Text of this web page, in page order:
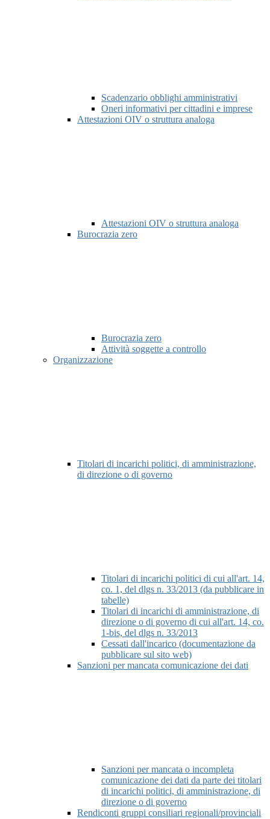
Scadenzario obblighi amministrativi
Oneri informativi per cittadini e imprese
Attestazioni OIV o struttura analoga
Attestazioni OIV o struttura analoga
Burocrazia zero
Burocrazia zero
Attività soggette a controllo
Organizzazione
Titolari di incarichi politici, di amministrazione,
di direzione o di governo
Titolari di incarichi politici di cui all'art. 14,
co. 1, del dlgs n. 33/2013 (da pubblicare in
tabelle)
Titolari di incarichi di amministrazione, di
direzione o di governo di cui all'art. 14, co.
1-bis, del dlgs n. 33/2013
Cessati dall'incarico (documentazione da
pubblicare sul sito web)
Sanzioni per mancata comunicazione dei dati
Sanzioni per mancata o incompleta
comunicazione dei dati da parte dei titolari
di incarichi politici, di amministrazione, di
direzione o di governo
Rendiconti gruppi consiliari regionali/provinciali